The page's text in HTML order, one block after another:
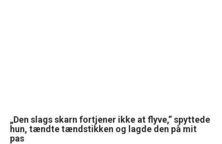
„Den slags skarn fortjener ikke at flyve,” spyttede
hun, tændte tændstikken og lagde den på mit
pas